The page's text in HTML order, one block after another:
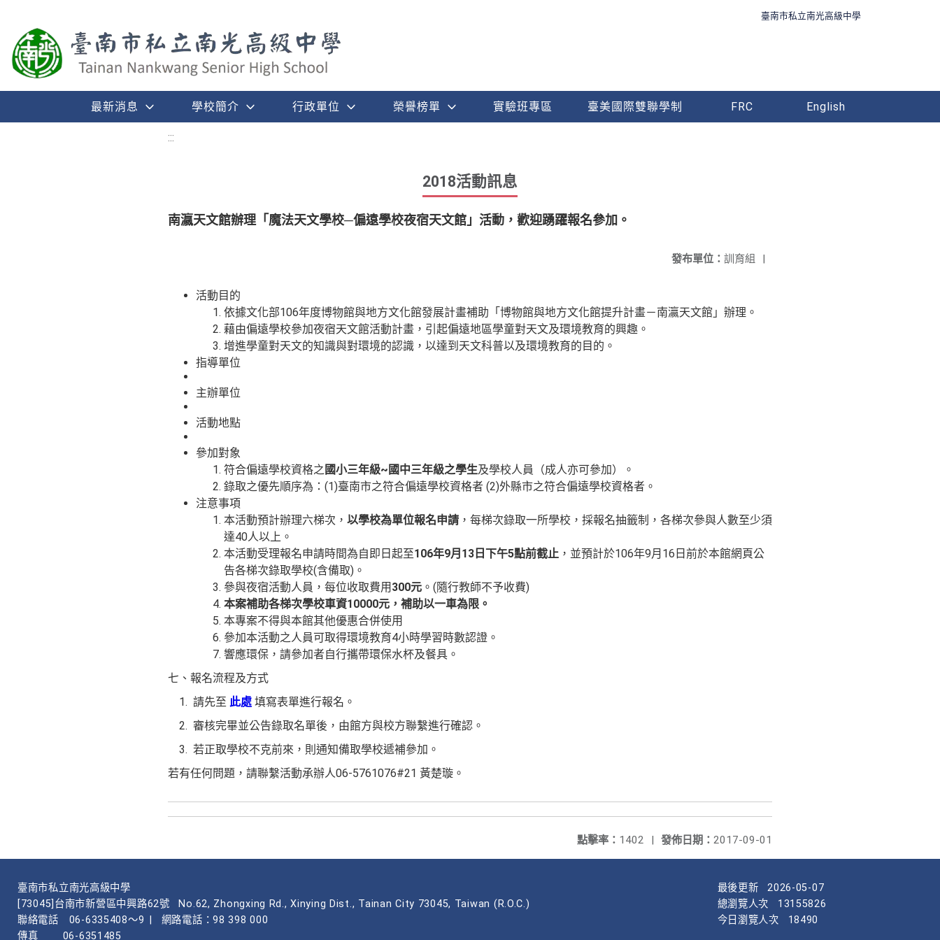
臺南市私立南光高級中學
最新消息 學校簡介 行政單位 榮譽榜單 實驗班專區 臺美國際雙聯學制 FRC English
:::
2018活動訊息
南瀛天文館辦理「魔法天文學校─偏遠學校夜宿天文館」活動，歡迎踴躍報名參加。
發布單位： 訓育組 |
活動目的
依據文化部106年度博物館與地方文化館發展計畫補助「博物館與地方文化館提升計畫－南瀛天文館」辦理。
藉由偏遠學校參加夜宿天文館活動計畫，引起偏遠地區學童對天文及環境教育的興趣。
增進學童對天文的知識與對環境的認識，以達到天文科普以及環境教育的目的。
指導單位
主辦單位
活動地點
參加對象
符合偏遠學校資格之國小三年級~ 國中三年級之學生及學校人員（成人亦可參加）。
錄取之優先順序為：(1)臺南市之符合偏遠學校資格者 (2)外縣市之符合偏遠學校資格者。
注意事項
本活動預計辦理六梯次， 以學校為單位報名申請 ，每梯次錄取一所學校，採報名抽籤制，各梯次參與人數至少須
達40人以上。
本活動受理報名申請時間為自即日起至106年9月13日下午5點前截止 ，並預計於106年9月16日前於本館網頁公
告各梯次錄取學校(含備取)。
參與夜宿活動人員，每位收取費用 300元 。(隨行教師不予收費)
本案補助各梯次學校車資10000元，補助以一車為限。
本專案不得與本館其他優惠合併使用
參加本活動之人員可取得環境教育4小時學習時數認證。
響應環保，請參加者自行攜帶環保水杯及餐具。
七、報名流程及方式
1. 請先至 此處 填寫表單進行報名。
2. 審核完畢並公告錄取名單後，由館方與校方聯繫進行確認。
3. 若正取學校不克前來，則通知備取學校遞補參加。
若有任何問題，請聯繫活動承辦人06-5761076#21 黃楚璇。
發佈日期： 2017-09-01
點擊率： 1402 |
臺南市私立南光高級中學
[73045]台南市新營區中興路62號
No.62, Zhongxing Rd., Xinying Dist., Tainan City 73045, Taiwan (R.O.C.)
聯絡電話
06-6335408～9
網路電話：98 398 000
傳真
06-6351485
最後更新
2026-05-07
總瀏覽人次
13155826
今日瀏覽人次
18490